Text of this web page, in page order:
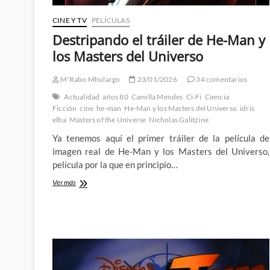
CINE Y TV PELÍCULAS
Destripando el tráiler de He-Man y
los Masters del Universo
M'Rabo Mhulargo 23/01/2026
34 comentarios
Actualidad años 80 Camilla Mendes Ci-Fi Ciencia
Ficción cine he-man He-Man y los Masters del Universo idris
elba Masters of the Universe Nicholas Galitzine
Ya tenemos aquí el primer tráiler de la película de
imagen real de He-Man y los Masters del Universo,
película por la que en principio…
Ver másDestripando